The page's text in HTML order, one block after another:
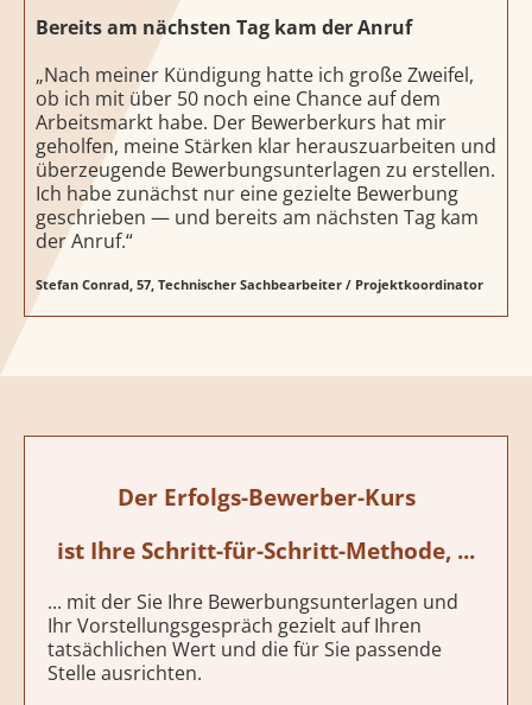
Bereits am nächsten Tag kam der Anruf
„Nach meiner Kündigung hatte ich große Zweifel,
ob ich mit über 50 noch eine Chance auf dem
Arbeitsmarkt habe. Der Bewerberkurs hat mir
geholfen, meine Stärken klar herauszuarbeiten und
überzeugende Bewerbungsunterlagen zu erstellen.
Ich habe zunächst nur eine gezielte Bewerbung
geschrieben — und bereits am nächsten Tag kam
der Anruf.“
Stefan Conrad, 57, Technischer Sachbearbeiter / Projektkoordinator
Der Erfolgs-Bewerber-Kurs
ist Ihre Schritt-für-Schritt-Methode, ...
... mit der Sie Ihre Bewerbungsunterlagen und
Ihr Vorstellungsgespräch gezielt auf Ihren
tatsächlichen Wert und die für Sie passende
Stelle ausrichten.